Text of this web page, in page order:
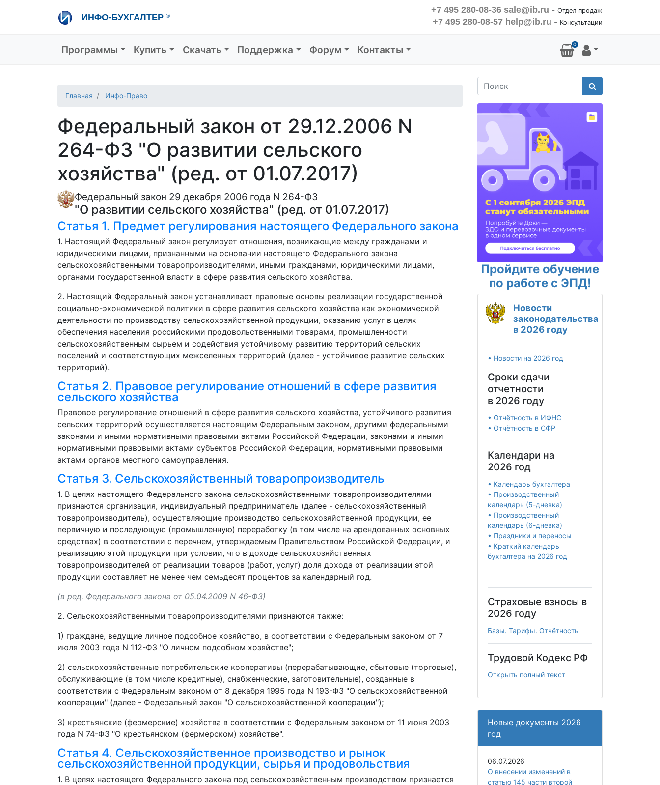
ИНФО-БУХГАЛТЕР ®
+7 495 280-08-36 sale@ib.ru - Отдел продаж
+7 495 280-08-57 help@ib.ru - Консультации
Основная навигация
Программы Купить Скачать Поддержка Форум Контакты 0
Главная Инфо-Право
Федеральный закон от 29.12.2006 N
264-ФЗ "О развитии сельского
хозяйства" (ред. от 01.07.2017)
Федеральный закон 29 декабря 2006 года N 264-ФЗ
"О развитии сельского хозяйства" (ред. от 01.07.2017)
Статья 1. Предмет регулирования настоящего Федерального закона
1. Настоящий Федеральный закон регулирует отношения, возникающие между гражданами и
юридическими лицами, признанными на основании настоящего Федерального закона
сельскохозяйственными товаропроизводителями, иными гражданами, юридическими лицами,
органами государственной власти в сфере развития сельского хозяйства.
2. Настоящий Федеральный закон устанавливает правовые основы реализации государственной
социально-экономической политики в сфере развития сельского хозяйства как экономической
деятельности по производству сельскохозяйственной продукции, оказанию услуг в целях
обеспечения населения российскими продовольственными товарами, промышленности
сельскохозяйственным сырьем и содействия устойчивому развитию территорий сельских
поселений и соответствующих межселенных территорий (далее - устойчивое развитие сельских
территорий).
Статья 2. Правовое регулирование отношений в сфере развития
сельского хозяйства
Правовое регулирование отношений в сфере развития сельского хозяйства, устойчивого развития
сельских территорий осуществляется настоящим Федеральным законом, другими федеральными
законами и иными нормативными правовыми актами Российской Федерации, законами и иными
нормативными правовыми актами субъектов Российской Федерации, нормативными правовыми
актами органов местного самоуправления.
Статья 3. Сельскохозяйственный товаропроизводитель
1. В целях настоящего Федерального закона сельскохозяйственными товаропроизводителями
признаются организация, индивидуальный предприниматель (далее - сельскохозяйственный
товаропроизводитель), осуществляющие производство сельскохозяйственной продукции, ее
первичную и последующую (промышленную) переработку (в том числе на арендованных основных
средствах) в соответствии с перечнем, утверждаемым Правительством Российской Федерации, и
реализацию этой продукции при условии, что в доходе сельскохозяйственных
товаропроизводителей от реализации товаров (работ, услуг) доля дохода от реализации этой
продукции составляет не менее чем семьдесят процентов за календарный год.
(в ред. Федерального закона от 05.04.2009 N 46-ФЗ)
2. Сельскохозяйственными товаропроизводителями признаются также:
1) граждане, ведущие личное подсобное хозяйство, в соответствии с Федеральным законом от 7
июля 2003 года N 112-ФЗ "О личном подсобном хозяйстве";
2) сельскохозяйственные потребительские кооперативы (перерабатывающие, сбытовые (торговые),
обслуживающие (в том числе кредитные), снабженческие, заготовительные), созданные в
соответствии с Федеральным законом от 8 декабря 1995 года N 193-ФЗ "О сельскохозяйственной
кооперации" (далее - Федеральный закон "О сельскохозяйственной кооперации");
3) крестьянские (фермерские) хозяйства в соответствии с Федеральным законом от 11 июня 2003
года N 74-ФЗ "О крестьянском (фермерском) хозяйстве".
Статья 4. Сельскохозяйственное производство и рынок
сельскохозяйственной продукции, сырья и продовольствия
1. В целях настоящего Федерального закона под сельскохозяйственным производством признается
Поиск
Пройдите обучение
по работе с ЭПД!
Новости
законодательства
в 2026 году
• Новости на 2026 год
Сроки сдачи
отчетности
в 2026 году
• Отчётность в ИФНС
• Отчётность в СФР
Календари на
2026 год
• Календарь бухгалтера
• Производственный
календарь (5-дневка)
• Производственный
календарь (6-дневка)
• Праздники и переносы
• Краткий календарь
бухгалтера на 2026 год
Страховые взносы в
2026 году
Базы. Тарифы. Отчётность
Трудовой Кодекс РФ
Открыть полный текст
Новые документы 2026
год
06.07.2026
О внесении изменений в
статью 145 части второй